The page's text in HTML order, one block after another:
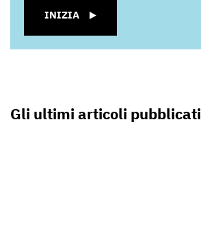
INIZIA
Gli ultimi articoli pubblicati